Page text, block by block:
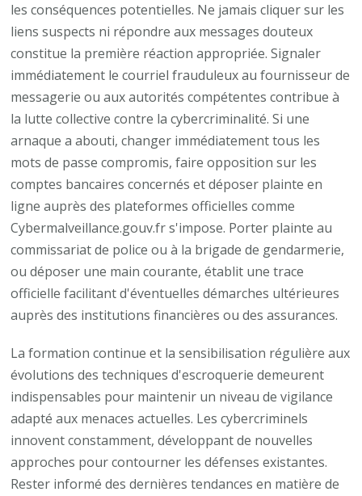
les conséquences potentielles. Ne jamais cliquer sur les
liens suspects ni répondre aux messages douteux
constitue la première réaction appropriée. Signaler
immédiatement le courriel frauduleux au fournisseur de
messagerie ou aux autorités compétentes contribue à
la lutte collective contre la cybercriminalité. Si une
arnaque a abouti, changer immédiatement tous les
mots de passe compromis, faire opposition sur les
comptes bancaires concernés et déposer plainte en
ligne auprès des plateformes officielles comme
Cybermalveillance.gouv.fr s'impose. Porter plainte au
commissariat de police ou à la brigade de gendarmerie,
ou déposer une main courante, établit une trace
officielle facilitant d'éventuelles démarches ultérieures
auprès des institutions financières ou des assurances.
La formation continue et la sensibilisation régulière aux
évolutions des techniques d'escroquerie demeurent
indispensables pour maintenir un niveau de vigilance
adapté aux menaces actuelles. Les cybercriminels
innovent constamment, développant de nouvelles
approches pour contourner les défenses existantes.
Rester informé des dernières tendances en matière de